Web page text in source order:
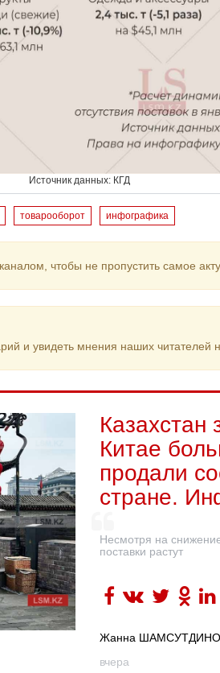
Источник данных: КГД
товарооборот инфографика
чтобы не пропустить самое
и увидеть мнения наших читателей
Казахстан
Китае
продали
стране.
Несмотря на
поставки растут
Жанна
вчера